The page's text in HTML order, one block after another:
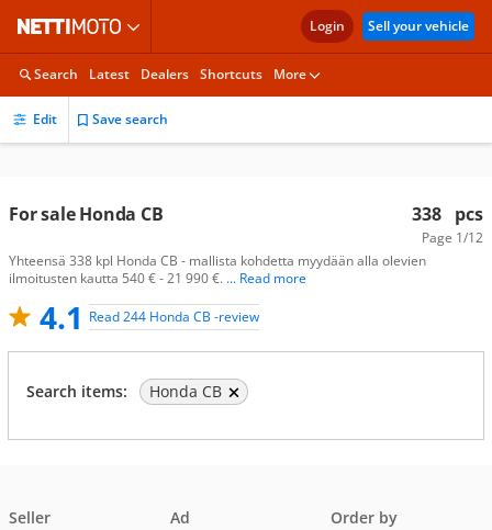
Login Sell your vehicle
Search Latest Dealers Shortcuts More
Edit Save search
338 pcs
Page 1/12
For sale Honda CB
Yhteensä 338 kpl Honda CB - mallista kohdetta myydään alla olevien
ilmoitusten kautta 540 € - 21 990 €. ... Read more
4.1 Read 244 Honda CB -review
Search items: Honda CB
Seller
Ad Order by